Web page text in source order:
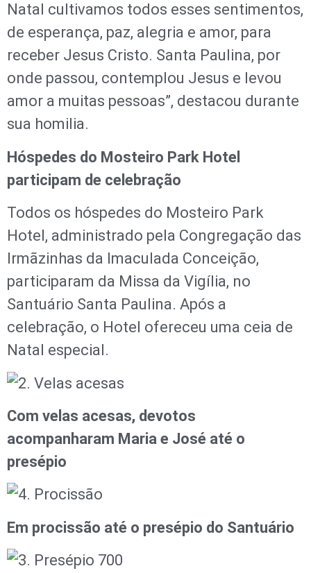
Natal cultivamos todos esses sentimentos,
de esperança, paz, alegria e amor, para
receber Jesus Cristo. Santa Paulina, por
onde passou, contemplou Jesus e levou
amor a muitas pessoas”, destacou durante
sua homilia.
Hóspedes do Mosteiro Park Hotel
participam de celebração
Todos os hóspedes do Mosteiro Park
Hotel, administrado pela Congregação das
Irmãzinhas da Imaculada Conceição,
participaram da Missa da Vigília, no
Santuário Santa Paulina. Após a
celebração, o Hotel ofereceu uma ceia de
Natal especial.
Com velas acesas, devotos
acompanharam Maria e José até o
presépio
Em procissão até o presépio do Santuário